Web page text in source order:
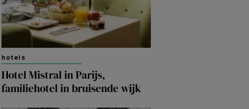
hotels
Hotel Mistral in Parijs,
familiehotel in bruisende wijk